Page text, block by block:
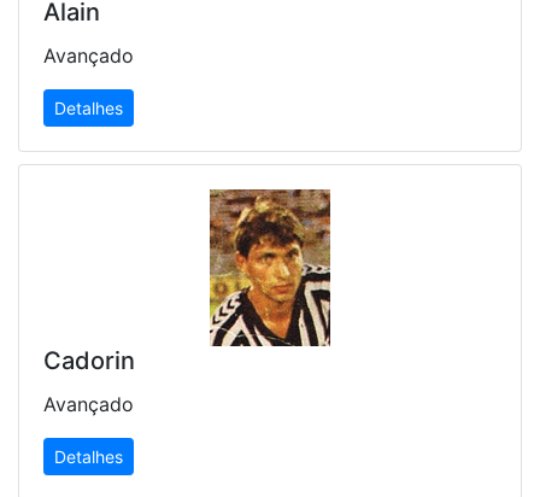
Alain
Avançado
Detalhes
Cadorin
Avançado
Detalhes